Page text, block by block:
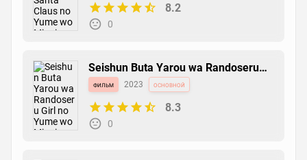
8.2
0
Seishun Buta Yarou wa Randoseru
Girl no Yume wo Minai
фильм 2023 основной
8.3
0